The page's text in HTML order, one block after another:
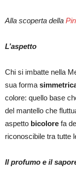
Alla scoperta della
L’aspetto
Chi si imbatte nella
sua forma
colore: quello base
del mantello che
aspetto bicolore fa
riconoscibile tra tutte
Il profumo e il